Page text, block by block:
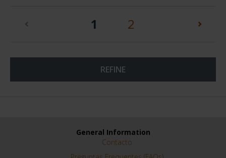
General Information